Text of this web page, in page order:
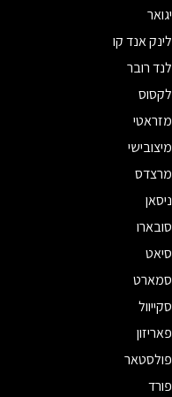
יגואר
לינק אנד קו
לנד רובר
לקסוס
מזראטי
מיצובישי
מרצדס
ניסאן
סובארו
סיאט
סמארט
סקייוול
פאריזון
פולסטאר
פורד